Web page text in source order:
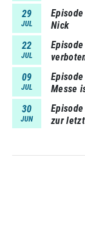
29
JUL
Nick
22
JUL
09
JUL
Messe
30
JUN
zur